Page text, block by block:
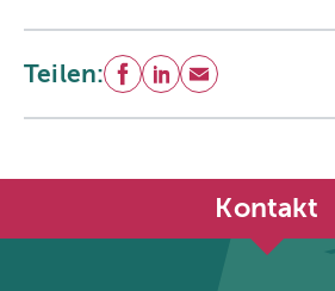
Teilen: Facebook
LinkedIn
E-Mail
Kontakt